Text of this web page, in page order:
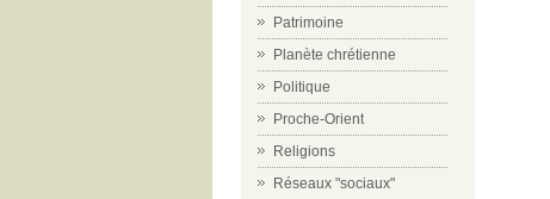
Patrimoine
Planète chrétienne
Politique
Proche-Orient
Religions
Réseaux "sociaux"